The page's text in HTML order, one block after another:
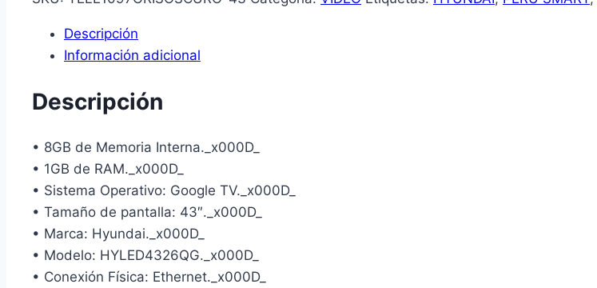
Descripción
Información adicional
Descripción
• 8GB de Memoria Interna._x000D_
• 1GB de RAM._x000D_
• Sistema Operativo: Google TV._x000D_
• Tamaño de pantalla: 43″._x000D_
• Marca: Hyundai._x000D_
• Modelo: HYLED4326QG._x000D_
• Conexión Física: Ethernet._x000D_